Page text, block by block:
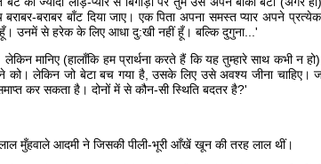
बराबर बाँट दिया जाए। एक पिता अपना समस्त प्यार अपने
उनमें से हरेक के लिए आधा दु:खी नहीं हूँ। बल्कि दुगुना...'
मानिए (हालाँकि हम प्रार्थना करते हैं कि यह तुम्हारे साथ कभी न
लेकिन जो बेटा बच गया है, उसके लिए उसे अवश्य जीना चाहिए।
कर सकता है। दोनों में से कौन-सी स्थिति बदतर है?'
मुँहवाले आदमी ने जिसकी पीली-भूरी आँखें खून की तरह लाल थीं।